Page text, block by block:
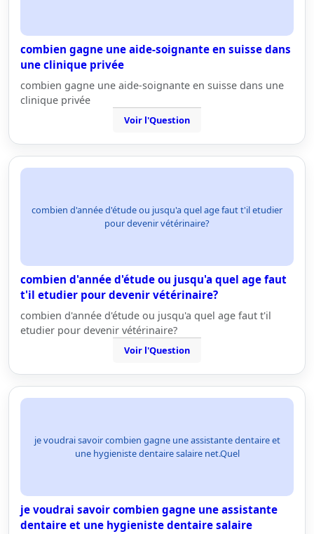
combien gagne une aide-soignante en suisse dans
une clinique privée
combien gagne une aide-soignante en suisse dans une
clinique privée
Voir l'Question
combien d'année d'étude ou jusqu'a quel age faut t'il etudier
pour devenir vétérinaire?
combien d'année d'étude ou jusqu'a quel age faut
t'il etudier pour devenir vétérinaire?
combien d'année d'étude ou jusqu'a quel age faut t'il
etudier pour devenir vétérinaire?
Voir l'Question
je voudrai savoir combien gagne une assistante dentaire et
une hygieniste dentaire salaire net.Quel
je voudrai savoir combien gagne une assistante
dentaire et une hygieniste dentaire salaire